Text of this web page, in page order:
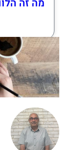
מה זה